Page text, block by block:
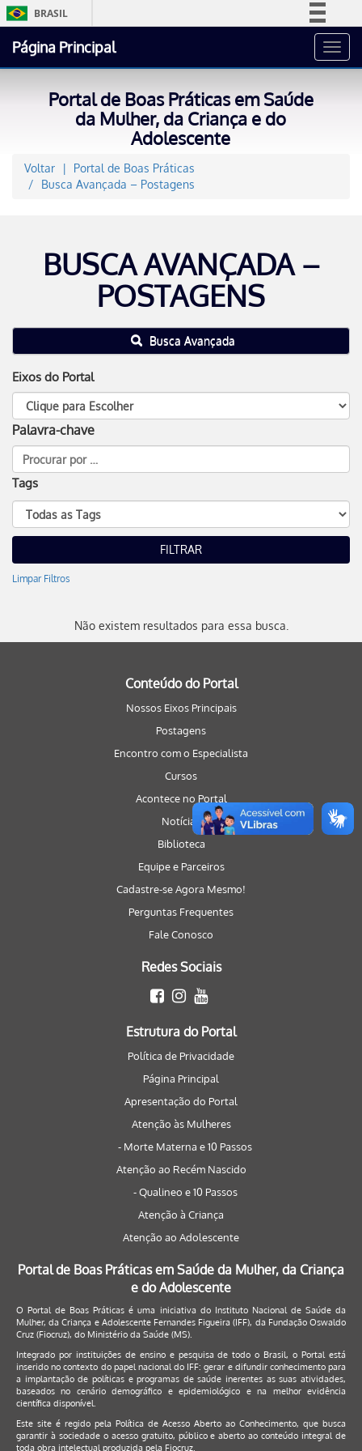
BRASIL
Acesso à informação
Página Principal
Portal de Boas Práticas em Saúde
da Mulher, da Criança e do
Adolescente
Voltar
Portal de Boas Práticas
Busca Avançada – Postagens
BUSCA AVANÇADA –
POSTAGENS
Busca Avançada
Eixos do Portal
Palavra-chave
Tags
Limpar Filtros
Não existem resultados para essa busca.
Conteúdo do Portal
Nossos Eixos Principais
Postagens
Encontro com o Especialista
Cursos
Acontece no Portal
Notícias
Biblioteca
Equipe e Parceiros
Cadastre-se Agora Mesmo!
Perguntas Frequentes
Fale Conosco
Redes Sociais
Estrutura do Portal
Política de Privacidade
Página Principal
Apresentação do Portal
Atenção às Mulheres
- Morte Materna e 10 Passos
Atenção ao Recém Nascido
- Qualineo e 10 Passos
Atenção à Criança
Atenção ao Adolescente
Portal de Boas Práticas em Saúde da Mulher, da Criança
e do Adolescente
O Portal de Boas Práticas é uma iniciativa do Instituto Nacional de Saúde da
Mulher, da Criança e Adolescente Fernandes Figueira (IFF), da Fundação Oswaldo
Cruz (Fiocruz), do Ministério da Saúde (MS).
Integrado por instituições de ensino e pesquisa de todo o Brasil, o Portal está
inserido no contexto do papel nacional do IFF: gerar e difundir conhecimento para
a implantação de políticas e programas de saúde inerentes as suas atividades,
baseados no cenário demográfico e epidemiológico e na melhor evidência
científica disponível.
Este site é regido pela Política de Acesso Aberto ao Conhecimento, que busca
garantir à sociedade o acesso gratuito, público e aberto ao conteúdo integral de
toda obra intelectual produzida pela Fiocruz.